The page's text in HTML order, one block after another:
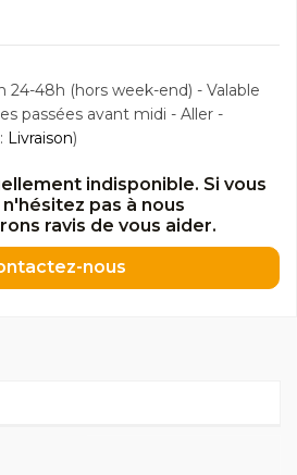
24-48h (hors week-end) - Valable
passées avant midi - Aller -
Livraison)
indisponible. Si vous
pas à nous
ravis de vous aider.
nous